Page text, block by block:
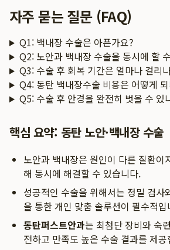
자주 묻는 질문 (FAQ)
Q1: 백내장 수술은 아픈가요?
Q2: 노안과 백내장 수술을 동시에 할
Q3: 수술 후 회복 기간은 얼마나 걸리
Q4: 동탄 백내장수술 비용은 어떻게
Q5: 수술 후 안경을 완전히 벗을 수 있
핵심 요약: 동탄 노안·백내장 수술
노안과 백내장은 원인이 다른 질환이
해 동시에 해결할 수 있습니다.
성공적인 수술을 위해서는 정밀 검사
을 통한 개인 맞춤 솔루션이 필수적입
동탄퍼스트안과는 최첨단 장비와 숙
전하고 만족도 높은 수술 결과를 제